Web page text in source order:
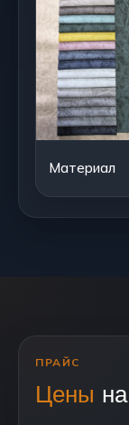
Материал
ПРАЙС
Цены